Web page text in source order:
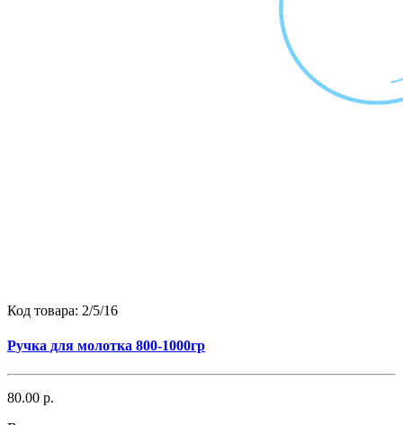
Код товара: 2/5/16
Ручка для молотка 800-1000гр
80.00 р.